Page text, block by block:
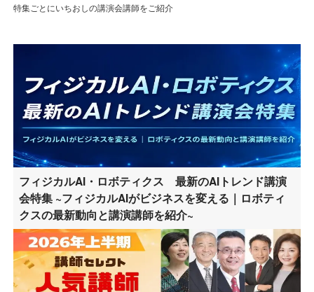
特集ごとにいちおしの講演会講師をご紹介
フィジカルAI・ロボティクス 最新のAIトレンド講演
会特集 ~フィジカルAIがビジネスを変える｜ロボティ
クスの最新動向と講演講師を紹介~